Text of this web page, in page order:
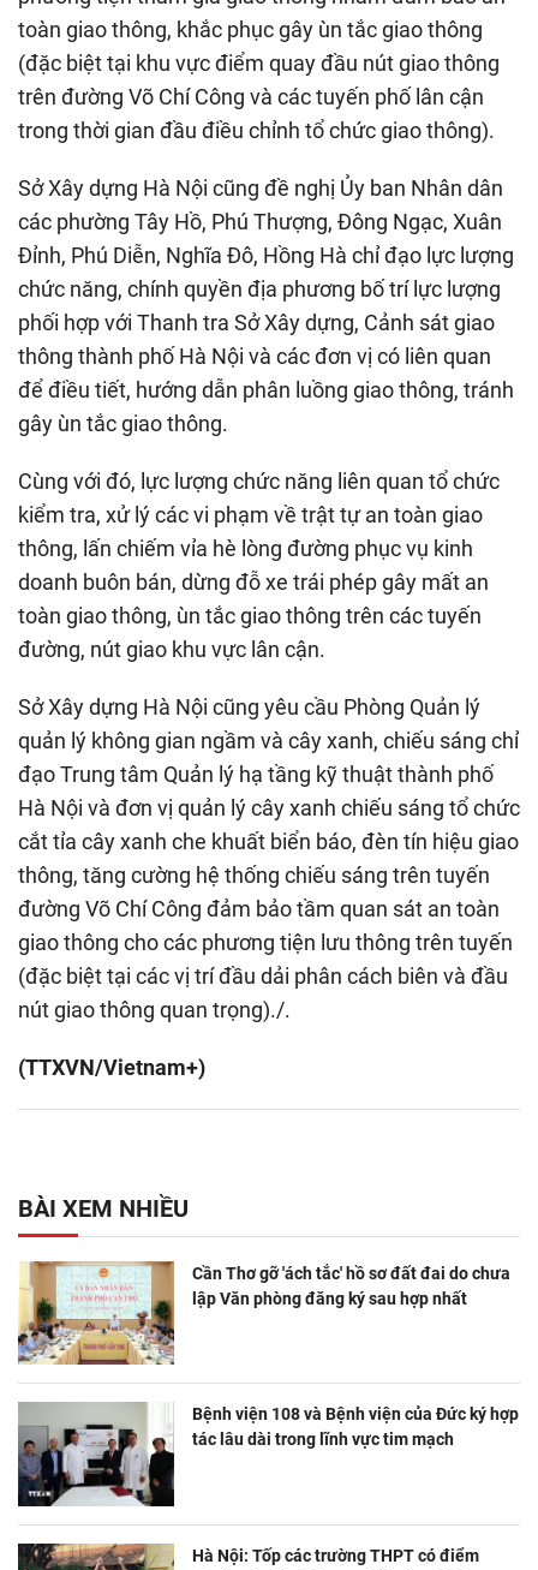
toàn giao thông, khắc phục gây ùn tắc giao thông
(đặc biệt tại khu vực điểm quay đầu nút giao thông
trên đường Võ Chí Công và các tuyến phố lân cận
trong thời gian đầu điều chỉnh tổ chức giao thông).
Sở Xây dựng Hà Nội cũng đề nghị Ủy ban Nhân dân
các phường Tây Hồ, Phú Thượng, Đông Ngạc, Xuân
Đỉnh, Phú Diễn, Nghĩa Đô, Hồng Hà chỉ đạo lực lượng
chức năng, chính quyền địa phương bố trí lực lượng
phối hợp với Thanh tra Sở Xây dựng, Cảnh sát giao
thông thành phố Hà Nội và các đơn vị có liên quan
để điều tiết, hướng dẫn phân luồng giao thông, tránh
gây ùn tắc giao thông.
Cùng với đó, lực lượng chức năng liên quan tổ chức
kiểm tra, xử lý các vi phạm về trật tự an toàn giao
thông, lấn chiếm vỉa hè lòng đường phục vụ kinh
doanh buôn bán, dừng đỗ xe trái phép gây mất an
toàn giao thông, ùn tắc giao thông trên các tuyến
đường, nút giao khu vực lân cận.
Sở Xây dựng Hà Nội cũng yêu cầu Phòng Quản lý
quản lý không gian ngầm và cây xanh, chiếu sáng chỉ
đạo Trung tâm Quản lý hạ tầng kỹ thuật thành phố
Hà Nội và đơn vị quản lý cây xanh chiếu sáng tổ chức
cắt tỉa cây xanh che khuất biển báo, đèn tín hiệu giao
thông, tăng cường hệ thống chiếu sáng trên tuyến
đường Võ Chí Công đảm bảo tầm quan sát an toàn
giao thông cho các phương tiện lưu thông trên tuyến
(đặc biệt tại các vị trí đầu dải phân cách biên và đầu
nút giao thông quan trọng)./.
(TTXVN/Vietnam+)
BÀI XEM NHIỀU
Cần Thơ gỡ 'ách tắc' hồ sơ đất đai do chưa
lập Văn phòng đăng ký sau hợp nhất
Bệnh viện 108 và Bệnh viện của Đức ký hợp
tác lâu dài trong lĩnh vực tim mạch
Hà Nội: Tốp các trường THPT có điểm